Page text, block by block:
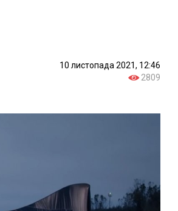
10 листопада 2021, 12:46
2809